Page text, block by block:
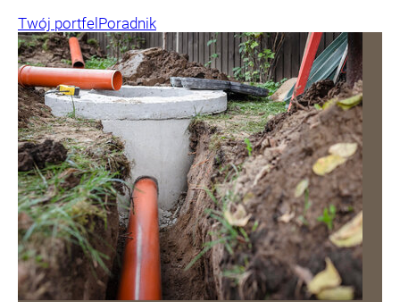
Twój portfelPoradnik